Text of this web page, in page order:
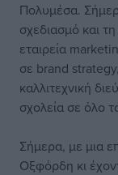
Πολυμέσα.
σχεδιασμό και
εταιρεία
σε brand
καλλιτεχνική
σχολεία σε όλο
Σήμερα, με μια
Οξφόρδη κι